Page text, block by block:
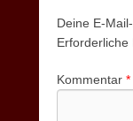
Deine E-
Erforderliche
Kommentar *